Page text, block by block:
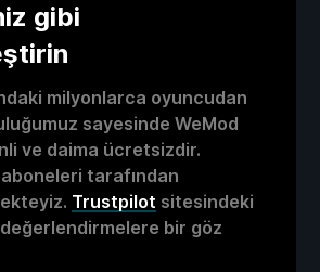
gibi
milyonlarca oyuncudan
sayesinde WeMod
ve daima ücretsizdir.
tarafından
Trustpilot sitesindeki
bir göz